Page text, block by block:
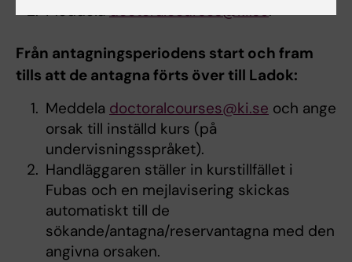
Meddeladoctoralcourses@ki.se.
Från antagningsperiodens start och fram
tills att de antagna förts över till Ladok:
Meddela doctoralcourses@ki.se och ange
orsak till inställd kurs (på
undervisningsspråket).
Handläggaren ställer in kurstillfället i
Fubas och en mejlavisering skickas
automatiskt till de
sökande/antagna/reservantagna med den
angivna orsaken.